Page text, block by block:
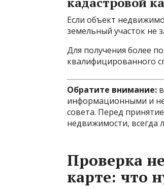
Если объект
земельный участок не
Для получения более
квалифицированного
Обратите внимание:
информационными и не
совета. Перед
недвижимости, всегда
Проверка
карте: что